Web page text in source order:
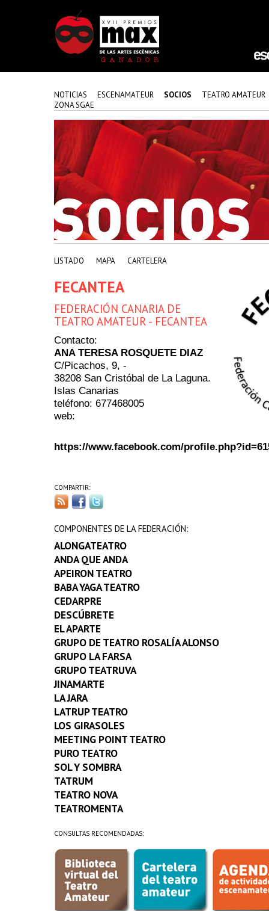
NOTICIAS ESCENAMATEUR SOCIOS
TEATRO AMATEUR
ZONA SGAE
LISTADO MAPA CARTELERA
FECANTEA
FEDERACIÓN CANARIA DE
TEATRO AMATEUR - FECANTEA
Contacto:
ANA TERESA ROSQUETE DIAZ
C/Picachos, 9, -
38208 San Cristóbal de La Laguna.
Islas Canarias
teléfono: 677468005
web:
https://www.facebook.com/
COMPARTIR:
COMPONENTES DE LA FEDERACIÓN:
ALONGATEATRO
ANDA QUE ANDA
APEIRON TEATRO
BABA YAGA TEATRO
CEDARPRE
DESCÚBRETE
EL APARTE
GRUPO DE TEATRO ROSALÍA ALONSO
GRUPO LA FARSA
GRUPO TEATRUVA
JINAMARTE
LA JARA
LATRUP TEATRO
LOS GIRASOLES
MEETING POINT TEATRO
PURO TEATRO
SOL Y SOMBRA
TATRUM
TEATRO NOVA
TEATROMENTA
CONSULTAS RECOMENDADAS: